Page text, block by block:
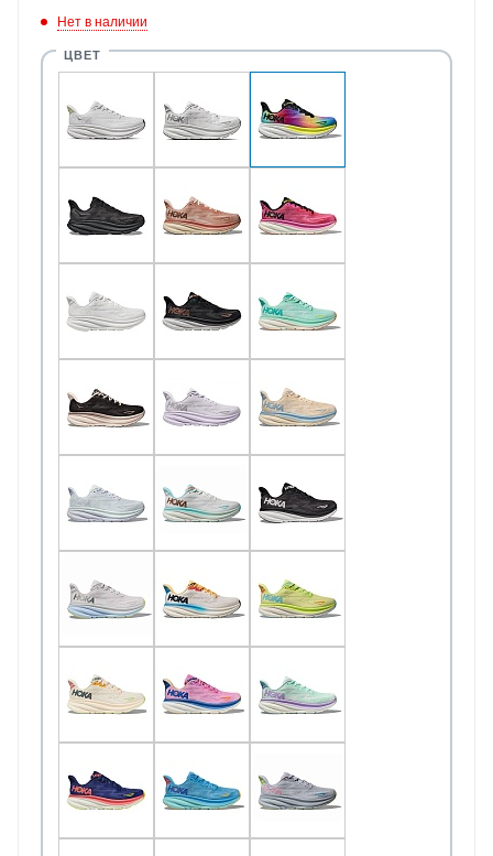
Нет в наличии